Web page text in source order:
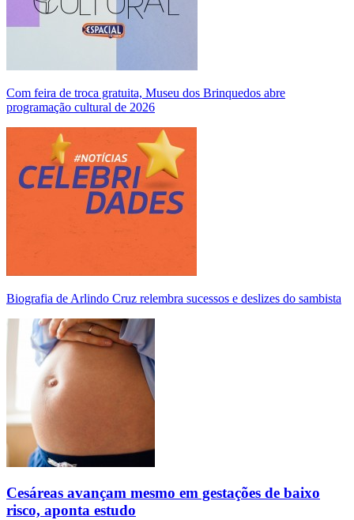
Com feira de troca gratuita, Museu dos Brinquedos abre
programação cultural de 2026
Biografia de Arlindo Cruz relembra sucessos e deslizes do sambista
Cesáreas avançam mesmo em gestações de baixo
risco, aponta estudo